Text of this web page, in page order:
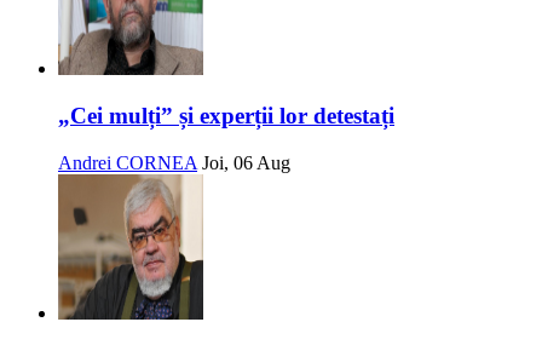
„Cei mulți” și experții lor detestați
Andrei CORNEA Joi, 06 Aug